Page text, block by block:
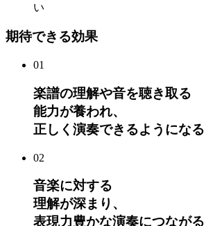
い
期待できる効果
01
楽譜の理解や音を聴き取る
能力が養われ、
正しく演奏できるようになる
02
音楽に対する
理解が深まり、
表現力豊かな演奏につながる